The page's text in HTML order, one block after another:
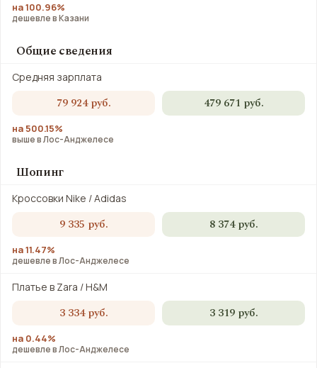
на 100.96%
дешевле в Казани
Общие сведения
Средняя зарплата
79 924 руб. 479 671 руб.
на 500.15%
выше в Лос-Анджелесе
Шопинг
Кроссовки Nike / Adidas
9 335 руб. 8 374 руб.
на 11.47%
дешевле в Лос-Анджелесе
Платье в Zara / H&M
3 334 руб. 3 319 руб.
на 0.44%
дешевле в Лос-Анджелесе